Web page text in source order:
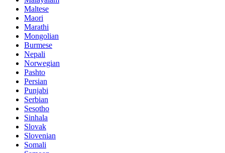
Maltese
Maori
Marathi
Mongolian
Burmese
Nepali
Norwegian
Pashto
Persian
Punjabi
Serbian
Sesotho
Sinhala
Slovak
Slovenian
Somali